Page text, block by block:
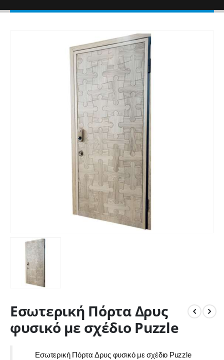
Εσωτερική Πόρτα Δρυς
φυσικό με σχέδιο Puzzle
Εσωτερική Πόρτα Δρυς φυσικό με σχέδιο Puzzle